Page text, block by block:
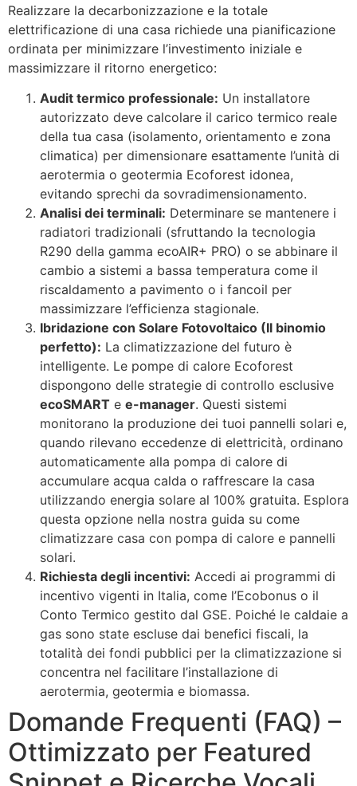
Realizzare la decarbonizzazione e la totale
elettrificazione di una casa richiede una pianificazione
ordinata per minimizzare l’investimento iniziale e
massimizzare il ritorno energetico:
Audit termico professionale: Un installatore
autorizzato deve calcolare il carico termico reale
della tua casa (isolamento, orientamento e zona
climatica) per dimensionare esattamente l’unità di
aerotermia o geotermia Ecoforest idonea,
evitando sprechi da sovradimensionamento.
Analisi dei terminali: Determinare se mantenere i
radiatori tradizionali (sfruttando la tecnologia
R290 della gamma ecoAIR+ PRO) o se abbinare il
cambio a sistemi a bassa temperatura come il
riscaldamento a pavimento o i fancoil per
massimizzare l’efficienza stagionale.
Ibridazione con Solare Fotovoltaico (Il binomio
perfetto): La climatizzazione del futuro è
intelligente. Le pompe di calore Ecoforest
dispongono delle strategie di controllo esclusive
ecoSMART e e-manager. Questi sistemi
monitorano la produzione dei tuoi pannelli solari e,
quando rilevano eccedenze di elettricità, ordinano
automaticamente alla pompa di calore di
accumulare acqua calda o raffrescare la casa
utilizzando energia solare al 100% gratuita. Esplora
questa opzione nella nostra guida su come
climatizzare casa con pompa di calore e pannelli
solari.
Richiesta degli incentivi: Accedi ai programmi di
incentivo vigenti in Italia, come l’Ecobonus o il
Conto Termico gestito dal GSE. Poiché le caldaie a
gas sono state escluse dai benefici fiscali, la
totalità dei fondi pubblici per la climatizzazione si
concentra nel facilitare l’installazione di
aerotermia, geotermia e biomassa.
Domande Frequenti (FAQ) –
Ottimizzato per Featured